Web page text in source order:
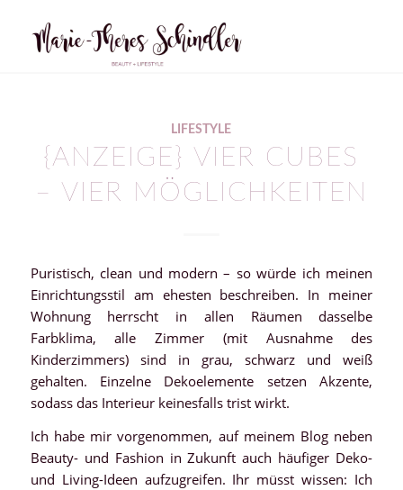
LIFESTYLE
{ANZEIGE} VIER CUBES
– VIER MÖGLICHKEITEN
Puristisch, clean und modern – so würde ich meinen
Einrichtungsstil am ehesten beschreiben. In meiner
Wohnung herrscht in allen Räumen dasselbe
Farbklima, alle Zimmer (mit Ausnahme des
Kinderzimmers) sind in grau, schwarz und weiß
gehalten. Einzelne Dekoelemente setzen Akzente,
sodass das Interieur keinesfalls trist wirkt.
Ich habe mir vorgenommen, auf meinem Blog neben
Beauty- und Fashion in Zukunft auch häufiger Deko-
und Living-Ideen aufzugreifen. Ihr müsst wissen: Ich